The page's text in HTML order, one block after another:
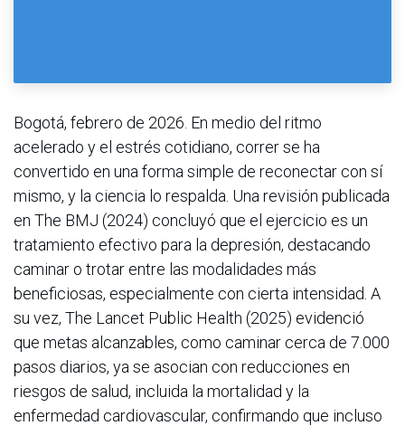
Bogotá, febrero de 2026. En medio del ritmo
acelerado y el estrés cotidiano, correr se ha
convertido en una forma simple de reconectar con sí
mismo, y la ciencia lo respalda. Una revisión publicada
en The BMJ (2024) concluyó que el ejercicio es un
tratamiento efectivo para la depresión, destacando
caminar o trotar entre las modalidades más
beneficiosas, especialmente con cierta intensidad. A
su vez, The Lancet Public Health (2025) evidenció
que metas alcanzables, como caminar cerca de 7.000
pasos diarios, ya se asocian con reducciones en
riesgos de salud, incluida la mortalidad y la
enfermedad cardiovascular, confirmando que incluso